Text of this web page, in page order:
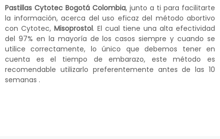
Pastillas Cytotec Bogotá Colombia, junto a ti para facilitarte
la información, acerca del uso eficaz del método abortivo
con Cytotec, Misoprostol. El cual tiene una alta efectividad
del 97% en la mayoría de los casos siempre y cuando se
utilice correctamente, lo único que debemos tener en
cuenta es el tiempo de embarazo, este método es
recomendable utilizarlo preferentemente antes de las 10
semanas .